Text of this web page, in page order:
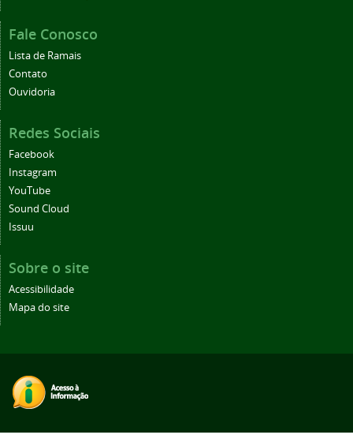
Fale Conosco
Lista de Ramais
Contato
Ouvidoria
Redes Sociais
Facebook
Instagram
YouTube
Sound Cloud
Issuu
Sobre o site
Acessibilidade
Mapa do site